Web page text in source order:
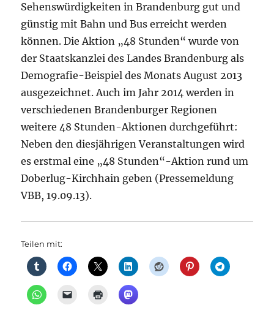
Sehenswürdigkeiten in Brandenburg gut und
günstig mit Bahn und Bus erreicht werden
können. Die Aktion „48 Stunden“ wurde von
der Staatskanzlei des Landes Brandenburg als
Demografie-Beispiel des Monats August 2013
ausgezeichnet. Auch im Jahr 2014 werden in
verschiedenen Brandenburger Regionen
weitere 48 Stunden-Aktionen durchgeführt:
Neben den diesjährigen Veranstaltungen wird
es erstmal eine „48 Stunden“-Aktion rund um
Doberlug-Kirchhain geben (Pressemeldung
VBB, 19.09.13).
Teilen mit: